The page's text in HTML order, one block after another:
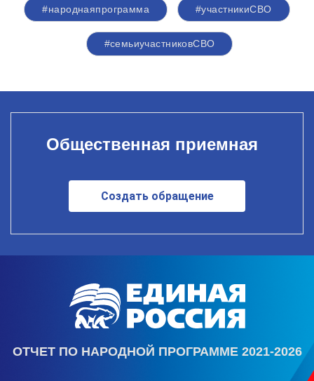
#народнаяпрограмма #участникиСВО
#семьиучастниковСВО
Общественная приемная
Создать обращение
ОТЧЕТ ПО НАРОДНОЙ ПРОГРАММЕ 2021-2026